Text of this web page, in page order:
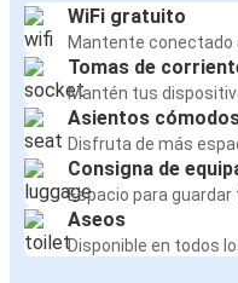
WiFi gratuito
Mantente conectado
Tomas de
Mantén tus
Asientos
Disfruta de más
Consigna de
Espacio para
Aseos
Disponible en todos